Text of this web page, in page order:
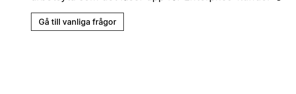
Gå till vanliga frågor